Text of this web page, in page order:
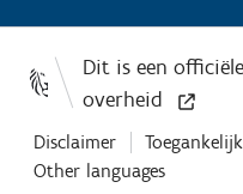
Disclaimer
Other languages